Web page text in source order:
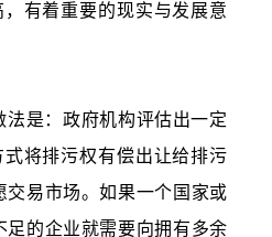
有着重要的现实与发展意
是：政府机构评估出一定
将排污权有偿出让给排污
易市场。如果一个国家或
的企业就需要向拥有多余